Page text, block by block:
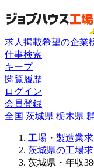
求人掲載希望の企業
仕事検索
キープ
閲覧履歴
ログイン
会員登録
全国 茨城県 栃木県
工場・製造業求
茨城県の工場求
茨城県・年収